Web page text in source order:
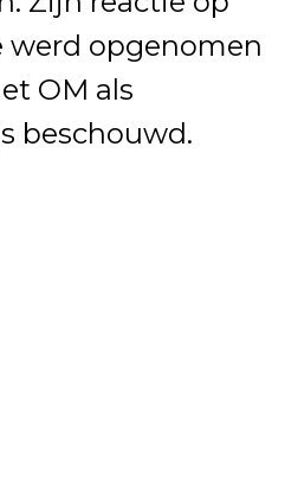
opgenomen
OM als
beschouwd.